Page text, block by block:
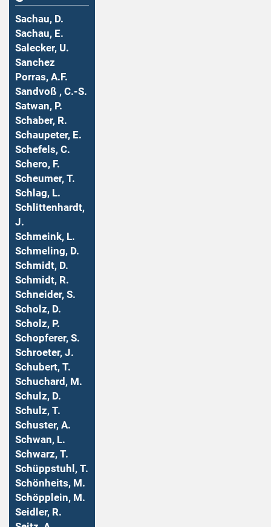
Sachau, D.
Sachau, E.
Salecker, U.
Sanchez
Porras, A.F.
Sandvoß , C.-S.
Satwan, P.
Schaber, R.
Schaupeter, E.
Schefels, C.
Schero, F.
Scheumer, T.
Schlag, L.
Schlittenhardt,
J.
Schmeink, L.
Schmeling, D.
Schmidt, D.
Schmidt, R.
Schneider, S.
Scholz, D.
Scholz, P.
Schopferer, S.
Schroeter, J.
Schubert, T.
Schuchard, M.
Schulz, D.
Schulz, T.
Schuster, A.
Schwan, L.
Schwarz, T.
Schüppstuhl, T.
Schönheits, M.
Schöpplein, M.
Seidler, R.